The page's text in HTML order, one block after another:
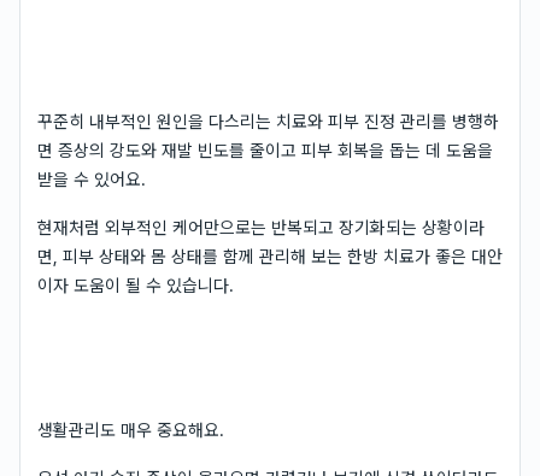
꾸준히 내부적인 원인을 다스리는 치료와 피부 진정 관리를 병행하
면 증상의 강도와 재발 빈도를 줄이고 피부 회복을 돕는 데 도움을
받을 수 있어요.
현재처럼 외부적인 케어만으로는 반복되고 장기화되는 상황이라
면, 피부 상태와 몸 상태를 함께 관리해 보는 한방 치료가 좋은 대안
이자 도움이 될 수 있습니다.
생활관리도 매우 중요해요.